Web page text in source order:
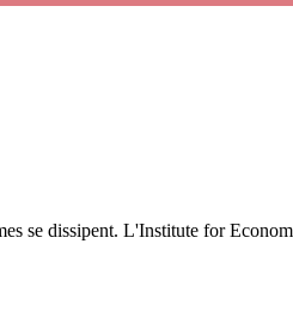
se dissipent. L'Institute for